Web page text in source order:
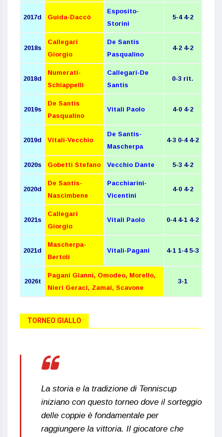
2017d Guida-Daccò
Esposito-
Storini
5-4 4-2
2018s
Callegari
Giorgio
De Santis
Pasqualino
4-2 4-2
2018d
Numerati-
Schiappelli
Callegari-De
Santis
0-3 rit.
2019s
De Santis
Pasqualino
Vitali Paolo 4-0 4-2
2019d Vitali-Vecchio
De Santis-
Mascherpa
4-3 0-4 4-2
2020s Gobetti Stefano Vecchio Dante 5-3 4-2
2020d
De Santis-
Nascimbene
Pacchiarini-
Vicentini
4-0 4-2
2021s
Callegari
Giorgio
Vitali Paolo 0-4 4-1 4-2
2021d
Mascherpa-
Bertoli
Vitali-Pagani 4-1 1-4 5-3
2026t
Pagani Gianni, Omodeo, Morello,
Nieri Geraci, Zamai, Scavone
3-1
TORNEO GIALLO
La storia e la tradizione di Tenniscup
iniziano con questo torneo dove il sorteggio
delle coppie è fondamentale per
raggiungere la vittoria. Il giocatore che